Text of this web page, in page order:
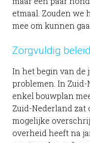
etmaal. Zouden
mee om kunnen
Zorgvuldig beleid
In het begin van de
problemen. In
enkel bouwplan
Zuid-Nederland zat
mogelijke
overheid heeft na